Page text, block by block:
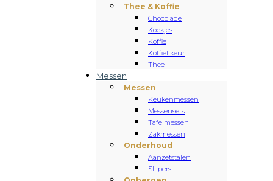
Thee & Koffie
Chocolade
Koekjes
Koffie
Koffielikeur
Thee
Messen
Messen
Keukenmessen
Messensets
Tafelmessen
Zakmessen
Onderhoud
Aanzetstalen
Slijpers